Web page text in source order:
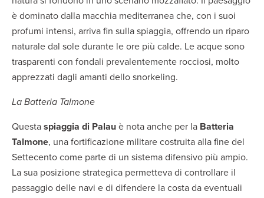
è dominato dalla macchia mediterranea che, con i suoi
profumi intensi, arriva fin sulla spiaggia, offrendo un riparo
naturale dal sole durante le ore più calde. Le acque sono
trasparenti con fondali prevalentemente rocciosi, molto
apprezzati dagli amanti dello snorkeling.
La Batteria Talmone
Questaspiaggia di Palauè nota anche per la Batteria
Talmone, una fortificazione militare costruita alla fine del
Settecento come parte di un sistema difensivo più ampio.
La sua posizione strategica permetteva di controllare il
passaggio delle navi e di difendere la costa da eventuali